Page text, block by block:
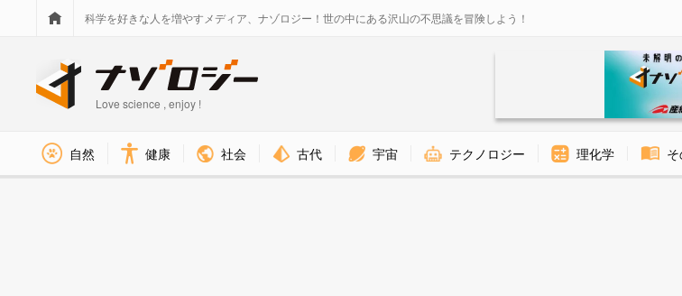
科学を好きな人を増やすメディア、ナゾロジー！世の中にある沢山の不思議を冒険しよう！
Love science , enjoy !
自然 健康 社会 古代 宇宙 テクノロジー 理化学